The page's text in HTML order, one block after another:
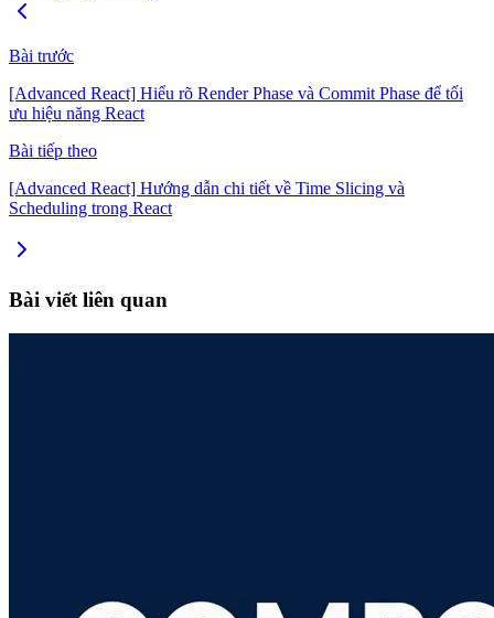
Bài trước
[Advanced React] Hiểu rõ Render Phase và Commit Phase để tối
ưu hiệu năng React
Bài tiếp theo
[Advanced React] Hướng dẫn chi tiết về Time Slicing và
Scheduling trong React
Bài viết liên quan